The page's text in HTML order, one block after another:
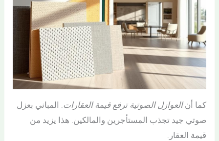
كما أنالعوازل الصوتية ترفع قيمة العقارات. المباني بعزل
صوتي جيد تجذب المستأجرين والمالكين. هذا يزيد من
قيمة العقار.